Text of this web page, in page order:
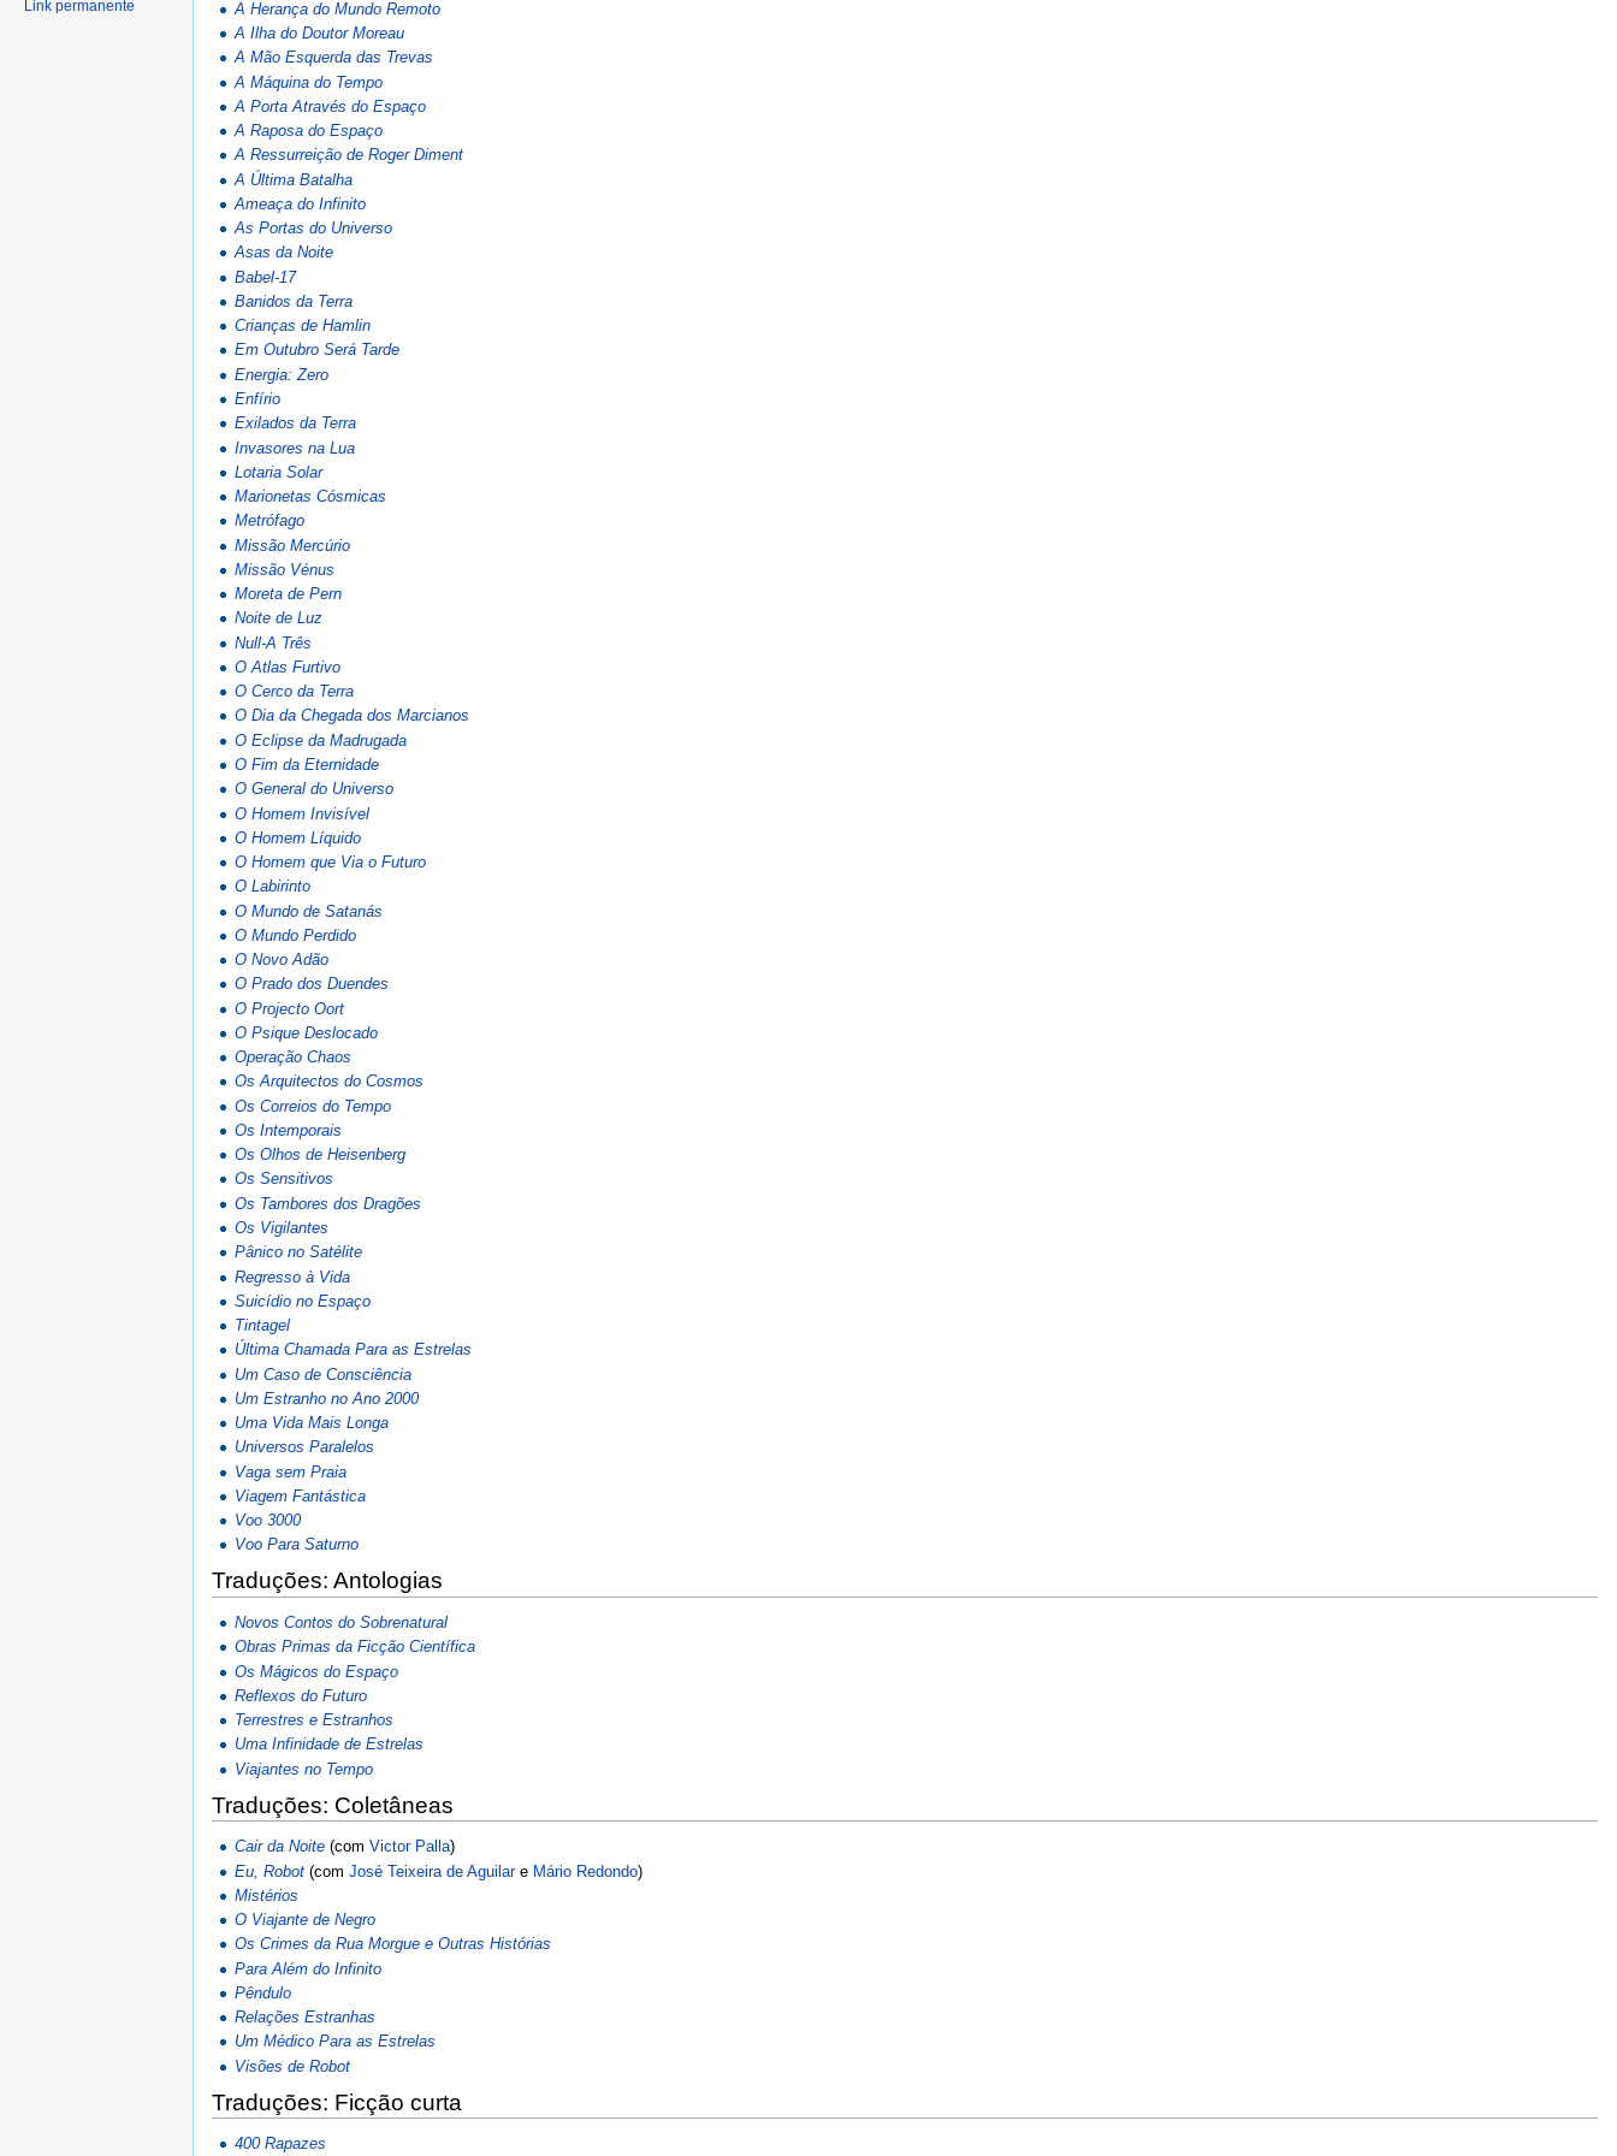
A Herança do Mundo Remoto
A Ilha do Doutor Moreau
A Mão Esquerda das Trevas
A Máquina do Tempo
A Porta Através do Espaço
A Raposa do Espaço
A Ressurreição de Roger Diment
A Última Batalha
Ameaça do Infinito
As Portas do Universo
Asas da Noite
Babel-17
Banidos da Terra
Crianças de Hamlin
Em Outubro Será Tarde
Energia: Zero
Enfírio
Exilados da Terra
Invasores na Lua
Lotaria Solar
Marionetas Cósmicas
Metrófago
Missão Mercúrio
Missão Vénus
Moreta de Pern
Noite de Luz
Null-A Três
O Atlas Furtivo
O Cerco da Terra
O Dia da Chegada dos Marcianos
O Eclipse da Madrugada
O Fim da Eternidade
O General do Universo
O Homem Invisível
O Homem Líquido
O Homem que Via o Futuro
O Labirinto
O Mundo de Satanás
O Mundo Perdido
O Novo Adão
O Prado dos Duendes
O Projecto Oort
O Psique Deslocado
Operação Chaos
Os Arquitectos do Cosmos
Os Correios do Tempo
Os Intemporais
Os Olhos de Heisenberg
Os Sensitivos
Os Tambores dos Dragões
Os Vigilantes
Pânico no Satélite
Regresso à Vida
Suicídio no Espaço
Tintagel
Última Chamada Para as Estrelas
Um Caso de Consciência
Um Estranho no Ano 2000
Uma Vida Mais Longa
Universos Paralelos
Vaga sem Praia
Viagem Fantástica
Voo 3000
Voo Para Saturno
Traduções: Antologias
Novos Contos do Sobrenatural
Obras Primas da Ficção Científica
Os Mágicos do Espaço
Reflexos do Futuro
Terrestres e Estranhos
Uma Infinidade de Estrelas
Viajantes no Tempo
Traduções: Coletâneas
Cair da Noite (comVictor Palla)
Eu, Robot (comJosé Teixeira de Aguilare Mário Redondo)
Mistérios
O Viajante de Negro
Os Crimes da Rua Morgue e Outras Histórias
Para Além do Infinito
Pêndulo
Relações Estranhas
Um Médico Para as Estrelas
Visões de Robot
Traduções: Ficção curta
400 Rapazes
Link permanente